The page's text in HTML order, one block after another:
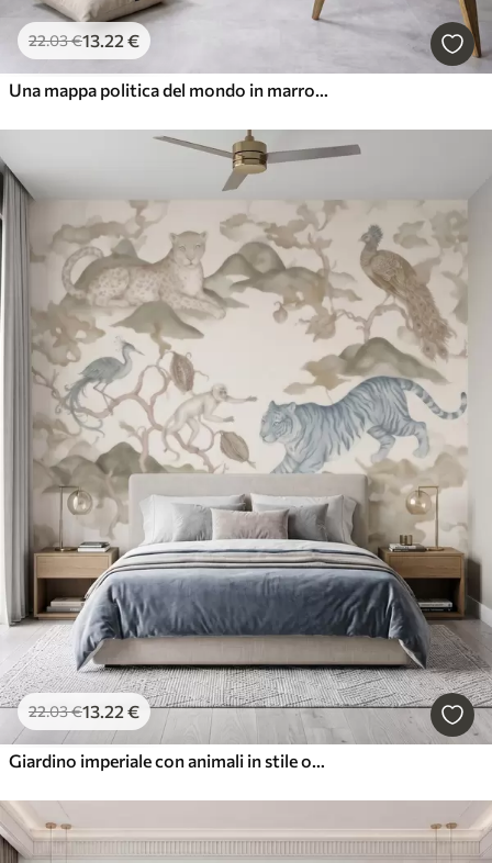
22.03€13.22 €
Una mappa politica del mondo in marrone con bandiere in inglese
22.03€13.22 €
Giardino imperiale con animali in stile orientale: scimmia, leopardo, tigre, pavone e airone